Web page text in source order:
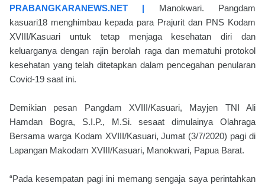
PRABANGKARANEWS.NET | Manokwari. Pangdam
kasuari18 menghimbau kepada para Prajurit dan PNS Kodam
XVIII/Kasuari untuk tetap menjaga kesehatan diri dan
keluarganya dengan rajin berolah raga dan mematuhi protokol
kesehatan yang telah ditetapkan dalam pencegahan penularan
Covid-19 saat ini.
Demikian pesan Pangdam XVIII/Kasuari, Mayjen TNI Ali
Hamdan Bogra, S.I.P., M.Si. sesaat dimulainya Olahraga
Bersama warga Kodam XVIII/Kasuari, Jumat (3/7/2020) pagi di
Lapangan Makodam XVIII/Kasuari, Manokwari, Papua Barat.
“Pada kesempatan pagi ini memang sengaja saya perintahkan